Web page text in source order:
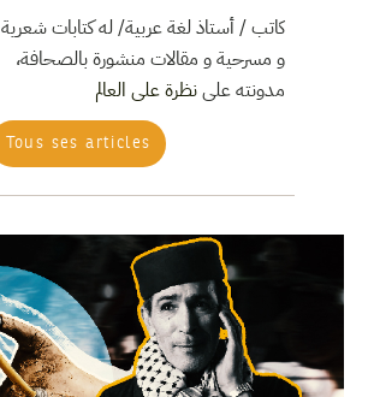
كاتب / أستاذ لغة عربية/ له كتابات شعرية
و مسرحية و مقالات منشورة بالصحافة،
مدونته علىنظرة على العالم
Tous ses articles